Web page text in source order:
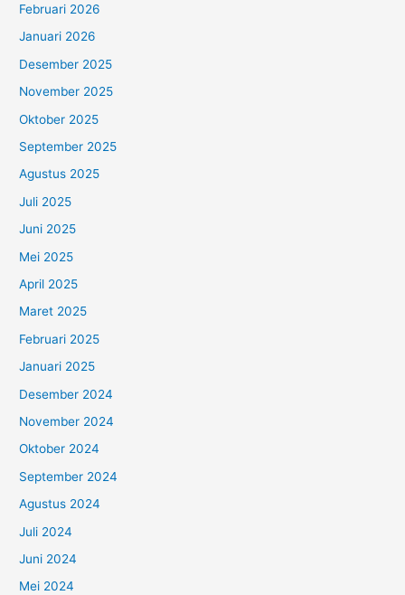
Februari 2026
Januari 2026
Desember 2025
November 2025
Oktober 2025
September 2025
Agustus 2025
Juli 2025
Juni 2025
Mei 2025
April 2025
Maret 2025
Februari 2025
Januari 2025
Desember 2024
November 2024
Oktober 2024
September 2024
Agustus 2024
Juli 2024
Juni 2024
Mei 2024